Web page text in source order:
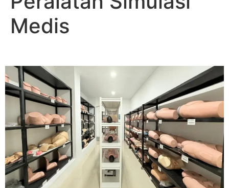
Medis